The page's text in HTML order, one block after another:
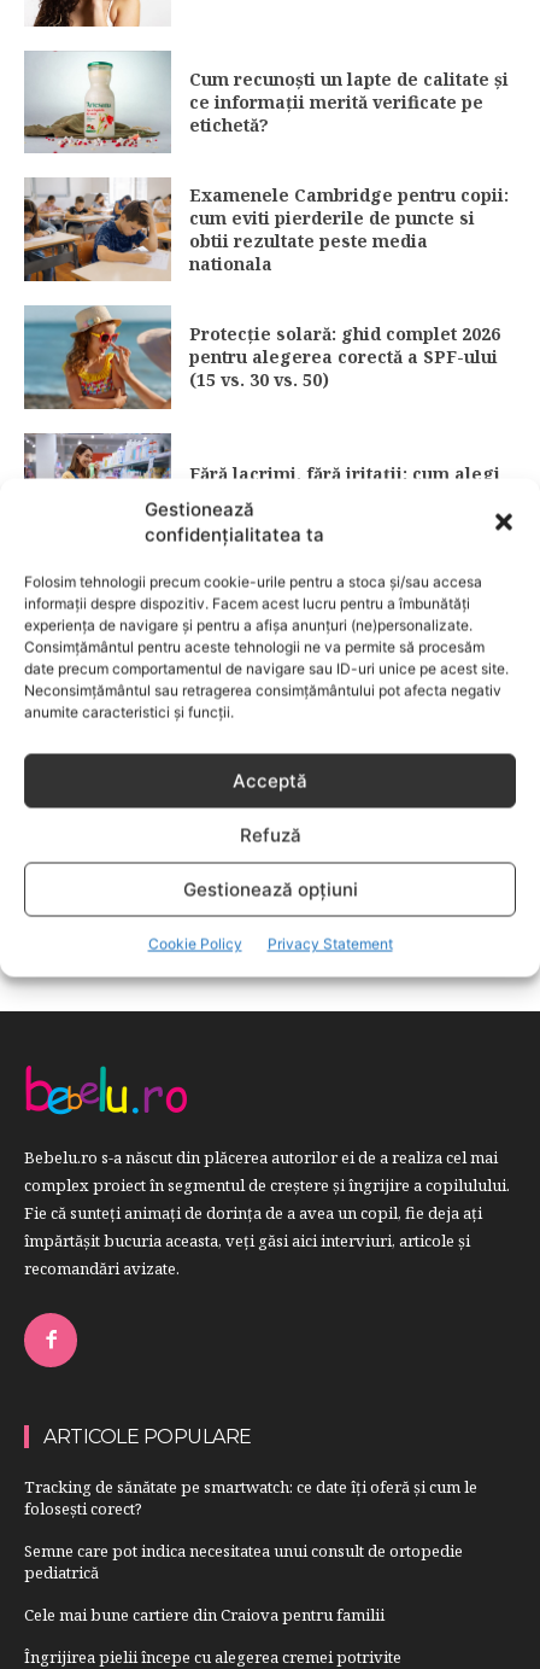
Gestionează
confidențialitatea ta
Folosim tehnologii precum cookie-urile pentru a stoca și/sau accesa
informații despre dispozitiv. Facem acest lucru pentru a îmbunătăți
experiența de navigare și pentru a afișa anunțuri (ne)personalizate.
Consimțământul pentru aceste tehnologii ne va permite să procesăm
date precum comportamentul de navigare sau ID-uri unice pe acest site.
Neconsimțământul sau retragerea consimțământului pot afecta negativ
anumite caracteristici și funcții.
Acceptă
Refuză
Gestionează opțiuni
Cookie Policy Privacy Statement
Cum recunoști un lapte de calitate și
ce informații merită verificate pe
etichetă?
Examenele Cambridge pentru copii:
cum eviti pierderile de puncte si
obtii rezultate peste media
nationala
Protecție solară: ghid complet 2026
pentru alegerea corectă a SPF-ului
(15 vs. 30 vs. 50)
Fără lacrimi, fără iritații: cum alegi
CATEGORII POPULARE
EVENIMENTE
LIFESTYLE
COPII
634
FAMILIA
582
SANATATE COPII
424
DEZVOLTAREA COPILULUI
RETETE
259
Bebelu.ro s-a născut din plăcerea autorilor ei de a realiza cel mai
complex proiect în segmentul de creştere şi îngrijire a copilulului.
Fie că sunteţi animaţi de dorinţa de a avea un copil, fie deja aţi
împărtăşit bucuria aceasta, veți găsi aici interviuri, articole şi
recomandări avizate.
ARTICOLE POPULARE
Tracking de sănătate pe smartwatch: ce date îți oferă și cum le
folosești corect?
Semne care pot indica necesitatea unui consult de ortopedie
pediatrică
Cele mai bune cartiere din Craiova pentru familii
Îngrijirea pielii începe cu alegerea cremei potrivite